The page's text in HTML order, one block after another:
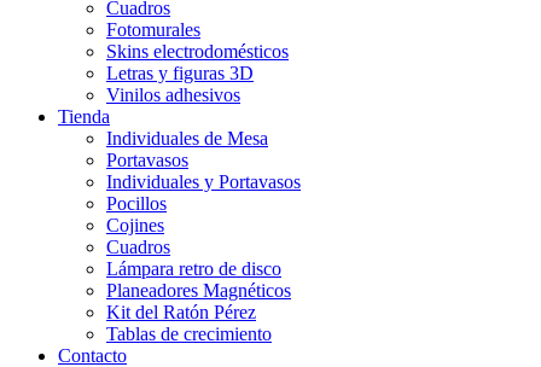
Cuadros
Fotomurales
Skins electrodomésticos
Letras y figuras 3D
Vinilos adhesivos
Tienda
Individuales de Mesa
Portavasos
Individuales y Portavasos
Pocillos
Cojines
Cuadros
Lámpara retro de disco
Planeadores Magnéticos
Kit del Ratón Pérez
Tablas de crecimiento
Contacto